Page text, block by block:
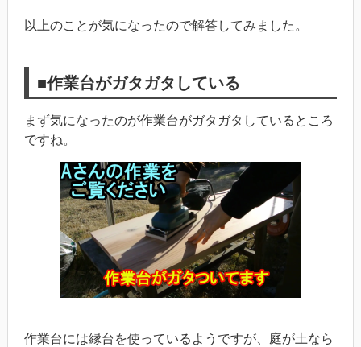
以上のことが気になったので解答してみました。
■作業台がガタガタしている
まず気になったのが作業台がガタガタしているところ
ですね。
作業台には縁台を使っているようですが、庭が土なら